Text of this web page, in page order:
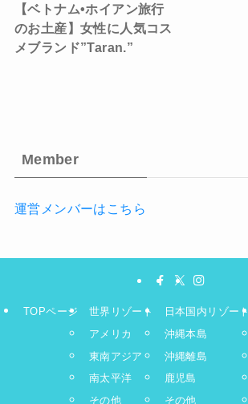
【ベトナム•ホイアン旅行
のお土産】女性に人気コス
メブランド”Taran.”
Member
運営メンバーはこちら
TOPページ
世界リゾート
アメリカ
東南アジア
南太平洋
その他
日本国内リゾート
沖縄本島
沖縄離島
鹿児島
その他